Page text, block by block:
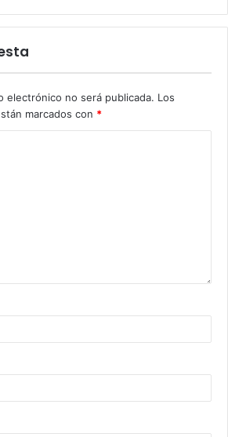
electrónico no será publicada. Los
marcados con *